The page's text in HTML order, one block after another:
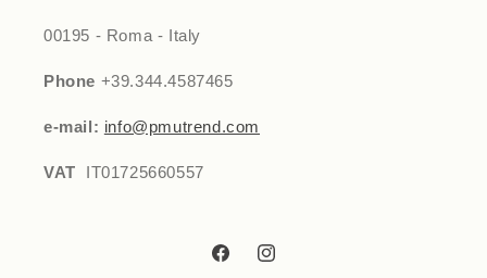
00195 - Roma - Italy
Phone +39.344.4587465
e-mail: info@pmutrend.com
VAT IT01725660557
FacebookInstagram